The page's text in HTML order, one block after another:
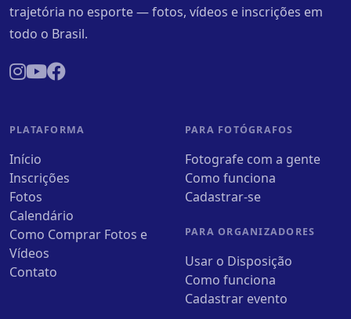
trajetória no esporte — fotos, vídeos e inscrições em
todo o Brasil.
PLATAFORMA
Início
Inscrições
Fotos
Calendário
Como Comprar Fotos e
Vídeos
Contato
PARA FOTÓGRAFOS
Fotografe com a gente
Como funciona
Cadastrar-se
PARA ORGANIZADORES
Usar o Disposição
Como funciona
Cadastrar evento